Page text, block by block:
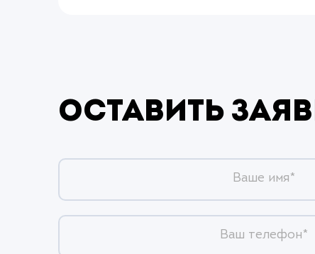
Оставить
Ваше имя*
Ваш телефон*